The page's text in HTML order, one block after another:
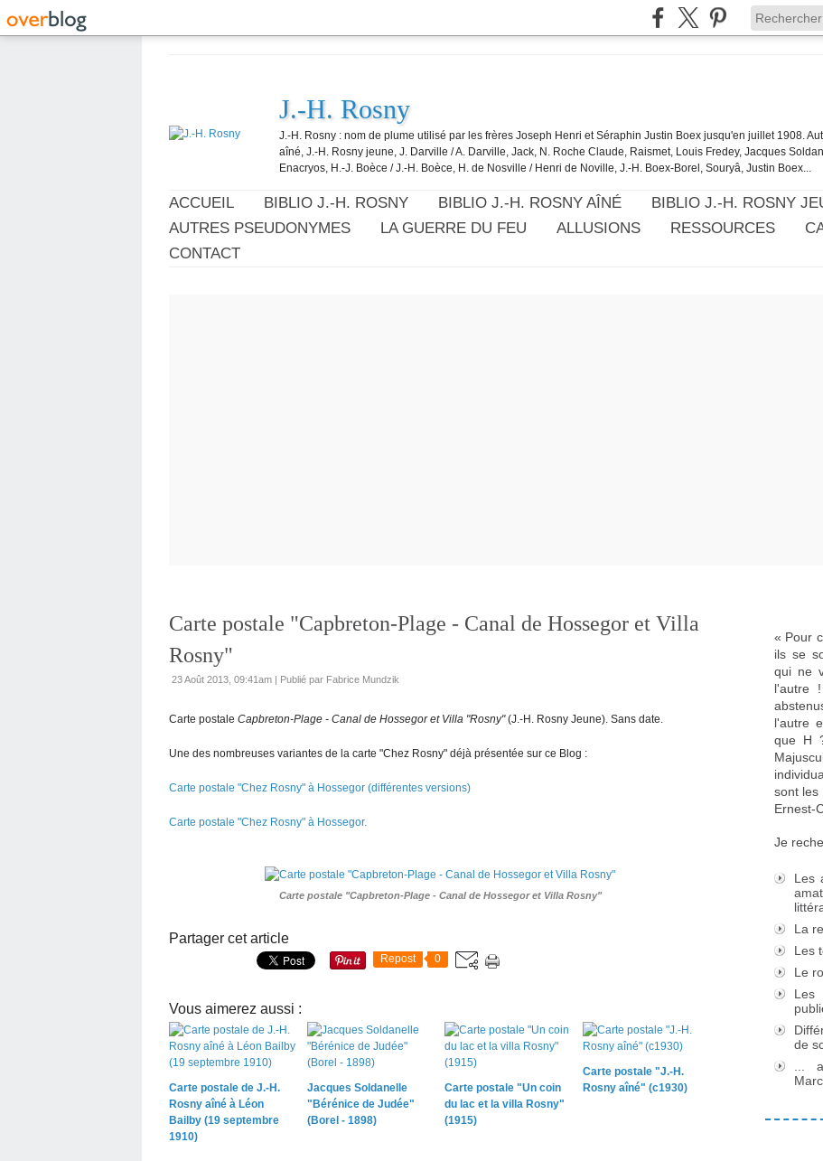
J.-H. Rosny
J.-H. Rosny : nom de plume utilisé par les frères Joseph Henri et Séraphin Justin Boex jusqu'en juillet 1908.
aîné, J.-H. Rosny jeune, J. Darville / A. Darville, Jack, N. Roche Claude, Raismet, Louis Fredey, Jacques
Enacryos, H.-J. Boèce / J.-H. Boèce, H. de Nosville / Henri de Noville, J.-H. Boex-Borel, Souryâ, Justin Boex...
ACCUEIL BIBLIO J.-H. ROSNY BIBLIO J.-H. ROSNY AÎNÉ
BIBLIO J.-H. ROSNY
AUTRES PSEUDONYMES
LA GUERRE DU FEU ALLUSIONS RESSOURCES
CONTACT
Carte postale "Capbreton-Plage - Canal de Hossegor et Villa
Rosny"
23 Août 2013, 09:41am | Publié par Fabrice Mundzik
Carte postale Capbreton-Plage - Canal de Hossegor et Villa "Rosny"(J.-H. Rosny Jeune). Sans date.
Une des nombreuses variantes de la carte "Chez Rosny" déjà présentée sur ce Blog :
Carte postale "Chez Rosny" à Hossegor (différentes versions)
Carte postale "Chez Rosny" à Hossegor.
Carte postale "Capbreton-Plage - Canal de Hossegor et Villa Rosny"
Partager cet article
Repost 0
Vous aimerez aussi :
Carte postale de J.-H.
Rosny aîné à Léon
Bailby (19 septembre
1910)
Jacques Soldanelle
"Bérénice de Judée"
(Borel - 1898)
Carte postale "Un coin
du lac et la villa Rosny"
(1915)
Carte postale "J.-H.
Rosny aîné" (c1930)
« Pour
ils se
qui ne
l'autre
l'autre
que H
sont les
Ernest-
Je
Les
La
Les
Le
Les
de
...